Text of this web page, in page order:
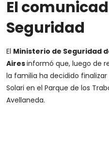
El
Seguridad
El Ministerio de Seguridad
Airesinformó que, luego de
la familia ha decidido
Solari en el Parque de los
Avellaneda.